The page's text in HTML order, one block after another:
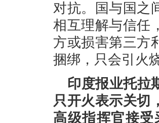
对抗。国与国之
相互理解与信任
方或损害第三方
捆绑，只会引火
印度报业托拉
只开火表示关切
高级指挥官接